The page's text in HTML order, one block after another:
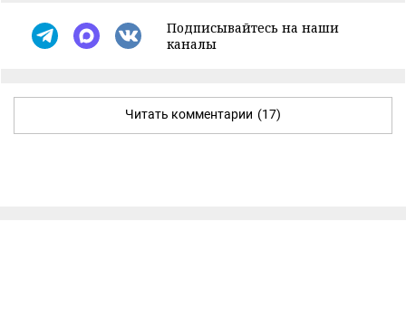
Подписывайтесь на наши
каналы
Читать комментарии (17)